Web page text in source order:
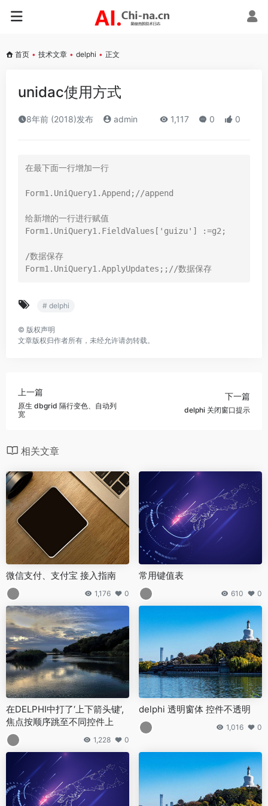
首页 • 技术文章 • delphi • 正文
unidac使用方式
8年前 (2018)发布 admin 1,117 0 0
在最下面一行增加一行
Form1.UniQuery1.Append;//append
给新增的一行进行赋值
Form1.UniQuery1.FieldValues['guizu'] :=g2;
/数据保存
Form1.UniQuery1.ApplyUpdates;;//数据保存
# delphi
© 版权声明
文章版权归作者所有，未经允许请勿转载。
上一篇
原生 dbgrid 隔行变色、自动列
宽
下一篇
delphi 关闭窗口提示
相关文章
微信支付、支付宝 接入指南
1,176 0
常用键值表
610 0
在DELPHI中打了‘上下箭头键’,
焦点按顺序跳至不同控件上
1,228 0
delphi 透明窗体 控件不透明
1,016 0